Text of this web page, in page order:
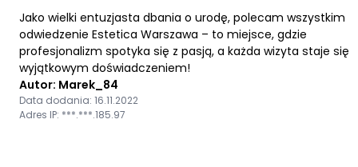
Jako wielki entuzjasta dbania o urodę, polecam wszystkim
odwiedzenie Estetica Warszawa – to miejsce, gdzie
profesjonalizm spotyka się z pasją, a każda wizyta staje się
wyjątkowym doświadczeniem!
Autor: Marek_84
Data dodania: 16.11.2022
Adres IP: ***.***.185.97